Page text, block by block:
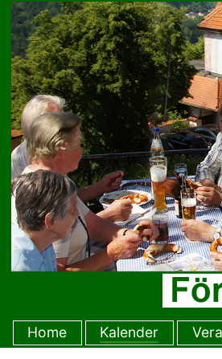
Home Kalender